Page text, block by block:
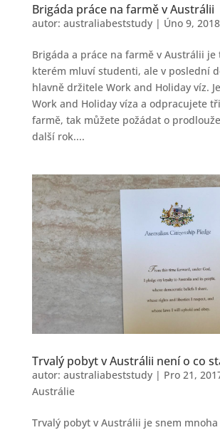
Brigáda práce na farmě v Austrálii
autor: australiabeststudy| Úno 9, 2018
Brigáda a práce na farmě v Austrálii je
kterém mluví studenti, ale v poslední
hlavně držitele Work and Holiday víz.
Work and Holiday víza a odpracujete
farmě, tak můžete požádat o
další rok....
Trvalý pobyt v Austrálii není o co
autor: australiabeststudy| Pro 21,
Austrálie
Trvalý pobyt v Austrálii je snem